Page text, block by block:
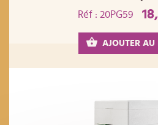
Réf : 20PG59
AJOUTER AU